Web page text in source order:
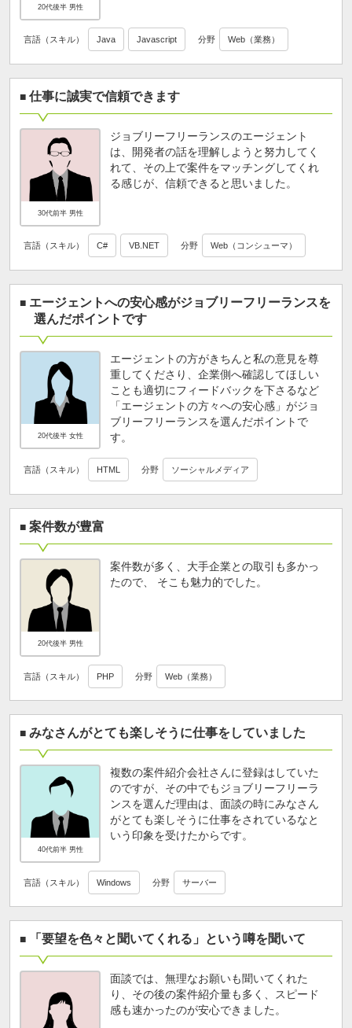
20代後半 男性
言語（スキル） Java Javascript 分野 Web（業務）
仕事に誠実で信頼できます
30代前半 男性
ジョブリーフリーランスのエージェント
は、開発者の話を理解しようと努力してく
れて、その上で案件をマッチングしてくれ
る感じが、信頼できると思いました。
言語（スキル） C# VB.NET 分野 Web（コンシューマ）
エージェントへの安心感がジョブリーフリーランスを
選んだポイントです
20代後半 女性
エージェントの方がきちんと私の意見を尊
重してくださり、企業側へ確認してほしい
ことも適切にフィードバックを下さるなど
「エージェントの方々への安心感」がジョ
ブリーフリーランスを選んだポイントで
す。
言語（スキル） HTML 分野 ソーシャルメディア
案件数が豊富
20代後半 男性
案件数が多く、大手企業との取引も多かっ
たので、 そこも魅力的でした。
言語（スキル） PHP 分野 Web（業務）
みなさんがとても楽しそうに仕事をしていました
40代前半 男性
複数の案件紹介会社さんに登録はしていた
のですが、その中でもジョブリーフリーラ
ンスを選んだ理由は、面談の時にみなさん
がとても楽しそうに仕事をされているなと
いう印象を受けたからです。
言語（スキル） Windows 分野 サーバー
「要望を色々と聞いてくれる」という噂を聞いて
面談では、無理なお願いも聞いてくれた
り、その後の案件紹介量も多く、スピード
感も速かったのが安心できました。